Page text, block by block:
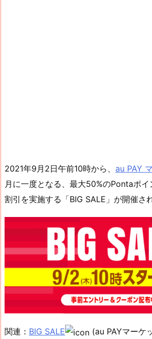
2021年9月2日午前10時から、 au PAY
月に一度となる、最大50%のPontaポ
割引を実施する「BIG SALE」が開催さ
関連： BIG SALE (au PAYマーケ